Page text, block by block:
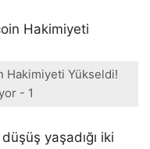
Hakimiyeti Yükseldi!
- 1
yaşadığı iki